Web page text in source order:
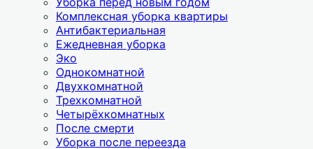
Комплексная уборка квартиры
Антибактериальная
Ежедневная уборка
Эко
Однокомнатной
Двухкомнатной
Трехкомнатной
Четырёхкомнатных
После смерти
Уборка после переезда